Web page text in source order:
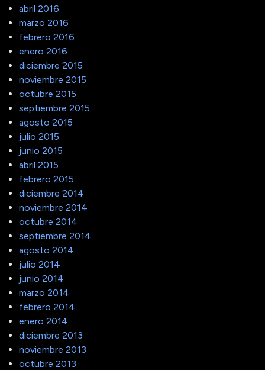
abril 2016
marzo 2016
febrero 2016
enero 2016
diciembre 2015
noviembre 2015
octubre 2015
septiembre 2015
agosto 2015
julio 2015
junio 2015
abril 2015
febrero 2015
diciembre 2014
noviembre 2014
octubre 2014
septiembre 2014
agosto 2014
julio 2014
junio 2014
marzo 2014
febrero 2014
enero 2014
diciembre 2013
noviembre 2013
octubre 2013